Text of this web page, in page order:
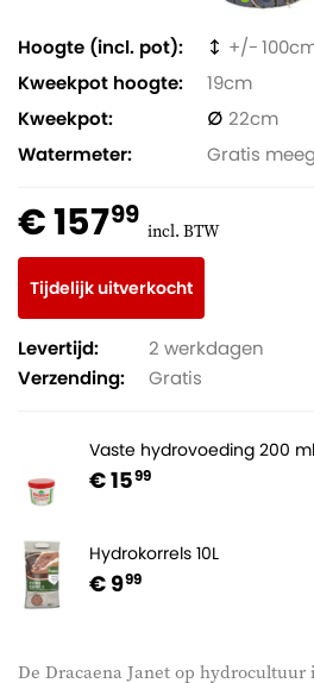
De Dracaena Janet op
Hoogte (incl. pot)
100
Kweekpot hoogte
19
Kweekpot
22
Watermeter
Gratis
€ 15799 incl. BTW
Tijdelijk uitverkocht
Levertijd:
2 werkdagen
Verzending:
Gratis
Vaste hydrovoeding 200 ml
€ 1599
Hydrokorrels 10L
€ 999